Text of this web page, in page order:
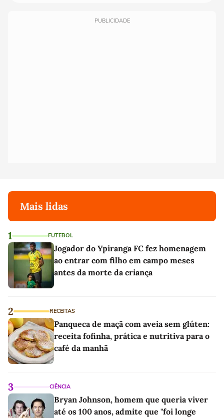
PUBLICIDADE
Mais lidas
1 FUTEBOL
Jogador do Ypiranga FC fez homenagem
ao entrar com filho em campo meses
antes da morte da criança
2 RECEITAS
Panqueca de maçã com aveia sem glúten:
receita fofinha, prática e nutritiva para o
café da manhã
3 CIÊNCIA
Bryan Johnson, homem que queria viver
até os 100 anos, admite que "foi longe